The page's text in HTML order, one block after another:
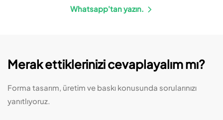
Whatsapp'tan yazın.
Merak ettiklerinizi cevaplayalım mı?
Forma tasarım, üretim ve baskı konusunda sorularınızı
yanıtlıyoruz.